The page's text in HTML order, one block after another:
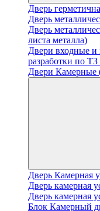
Дверь
Дверь
Дверь
листа металла)
Двери входные и
разработки по ТЗ
Двери Камерные
Дверь Камерная
Дверь камерная
Дверь камерная
Блок Камерный